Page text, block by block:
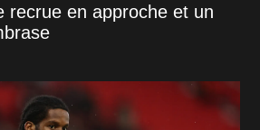
recrue en approche et un